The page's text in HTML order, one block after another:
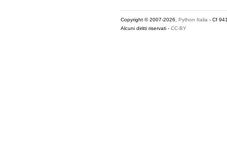
Copyright © 2007-2026, Python Italia- Cf
Alcuni diritti riservati - CC-BY